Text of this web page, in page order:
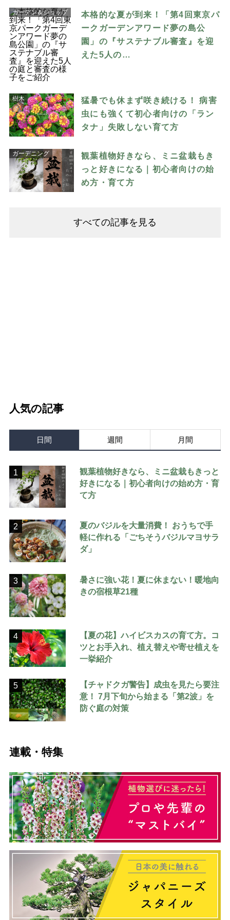
ガーデン＆ショップ
本格的な夏が到来！「第4回東京パ
ークガーデンアワード夢の島公
園」の『サステナブル審査』を迎
えた5人の…
樹木
猛暑でも休まず咲き続ける！ 病害
虫にも強くて初心者向けの「ラン
タナ」失敗しない育て方
ガーデニング
観葉植物好きなら、ミニ盆栽もき
っと好きになる｜初心者向けの始
め方・育て方
すべての記事を見る
人気の記事
日間 週間 月間
1
観葉植物好きなら、ミニ盆栽もきっと
好きになる｜初心者向けの始め方・育
て方
2
夏のバジルを大量消費！ おうちで手
軽に作れる「ごちそうバジルマヨサラ
ダ」
3
暑さに強い花！夏に休まない！暖地向
きの宿根草21種
4
【夏の花】ハイビスカスの育て方。コ
ツとお手入れ、植え替えや寄せ植えを
一挙紹介
5
【チャドクガ警告】成虫を見たら要注
意！ 7月下旬から始まる「第2波」を
防ぐ庭の対策
連載・特集